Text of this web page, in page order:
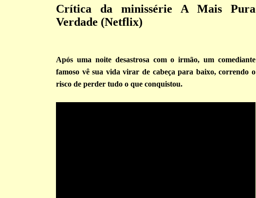
Crítica da minissérie A Mais Pura
Verdade (Netflix)
Após uma noite desastrosa com o irmão, um comediante
famoso vê sua vida virar de cabeça para baixo, correndo o
risco de perder tudo o que conquistou.